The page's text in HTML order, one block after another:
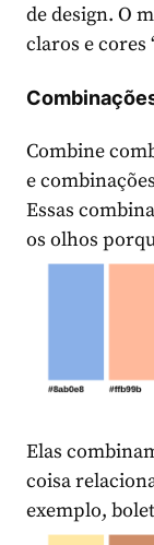
de design. O
claros e cores
Combine
e
Essas
os olhos
Elas
coisa
exemplo,